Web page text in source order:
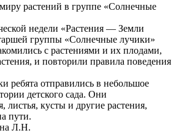
растений в группе «Солнечные
недели «Растения — Земли
группы «Солнечные лучики»
с растениями и их плодами,
и повторили правила поведения
ребята отправились в небольшое
детского сада. Они
листья, кусты и другие растения,
пути.
Л.Н.